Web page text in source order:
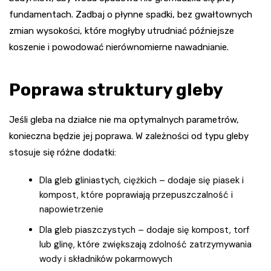
fundamentach. Zadbaj o płynne spadki, bez gwałtownych
zmian wysokości, które mogłyby utrudniać późniejsze
koszenie i powodować nierównomierne nawadnianie.
Poprawa struktury gleby
Jeśli gleba na działce nie ma optymalnych parametrów,
konieczna będzie jej poprawa. W zależności od typu gleby
stosuje się różne dodatki:
Dla gleb gliniastych, ciężkich – dodaje się piasek i
kompost, które poprawiają przepuszczalność i
napowietrzenie
Dla gleb piaszczystych – dodaje się kompost, torf
lub glinę, które zwiększają zdolność zatrzymywania
wody i składników pokarmowych